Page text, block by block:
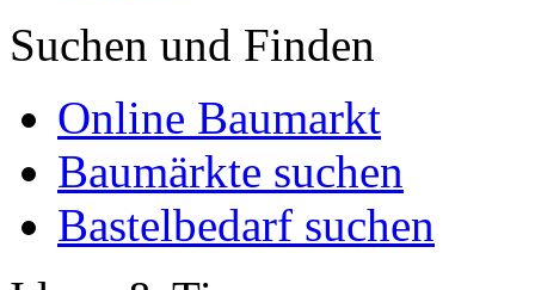
Suchen und Finden
Online Baumarkt
Baumärkte suchen
Bastelbedarf suchen